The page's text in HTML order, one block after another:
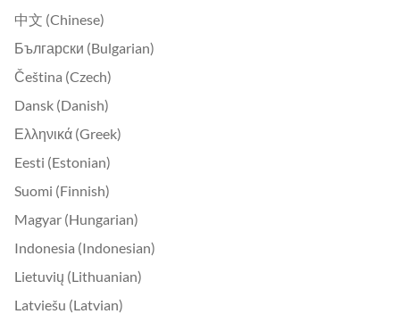
中文 (Chinese)
Български (Bulgarian)
Čeština (Czech)
Dansk (Danish)
Ελληνικά (Greek)
Eesti (Estonian)
Suomi (Finnish)
Magyar (Hungarian)
Indonesia (Indonesian)
Lietuvių (Lithuanian)
Latviešu (Latvian)